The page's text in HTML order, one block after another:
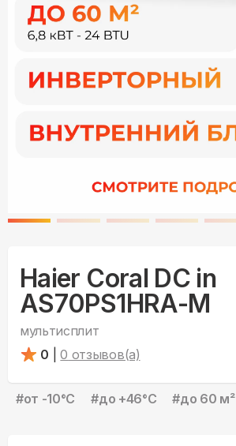
Haier Coral DC in
AS70PS1HRA-M
мультисплит
0
0 отзывов(а)
#от -10°С #до +46°С #до 60 м²